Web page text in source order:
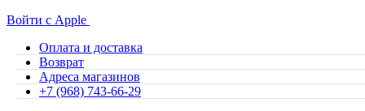
Войти с Apple
Оплата и доставка
Возврат
Адреса магазинов
+7 (968) 743-66-29